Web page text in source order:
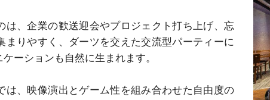
は、企業の歓送迎会やプロジェクト打ち上げ、忘
まりやすく、ダーツを交えた交流型パーティーに
ーションも自然に生まれます。
は、映像演出とゲーム性を組み合わせた自由度の